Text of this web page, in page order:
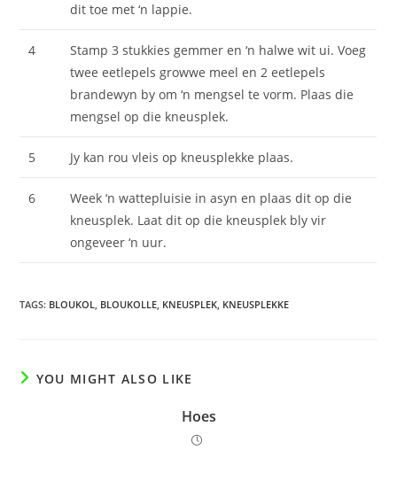
dit toe met ‘n lappie.
4
Stamp 3 stukkies gemmer en ‘n halwe wit ui. Voeg
twee eetlepels growwe meel en 2 eetlepels
brandewyn by om ‘n mengsel te vorm. Plaas die
mengsel op die kneusplek.
5 Jy kan rou vleis op kneusplekke plaas.
6
Week ‘n wattepluisie in asyn en plaas dit op die
kneusplek. Laat dit op die kneusplek bly vir
ongeveer ‘n uur.
TAGS: BLOUKOL BLOUKOLLE KNEUSPLEK KNEUSPLEKKE
YOU MIGHT ALSO LIKE
Hoes